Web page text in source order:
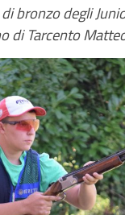
bronzo degli
di Tarcento